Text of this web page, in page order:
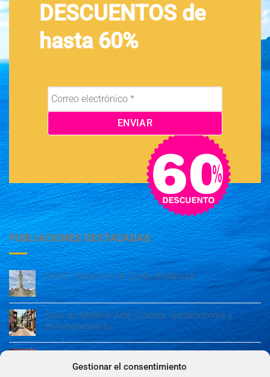
Gestionar el consentimiento
DESCUENTOS de
hasta 60%
PUBLIACIONES DESTACADAS
Cádiz: Tesoro en la Costa Andaluza
Guía de Madrid: Arte, Cultura, Gastronomía y
Entretenimiento
Guía de Madrid: Arte, Cultura, Gastronomía y
Entretenimiento